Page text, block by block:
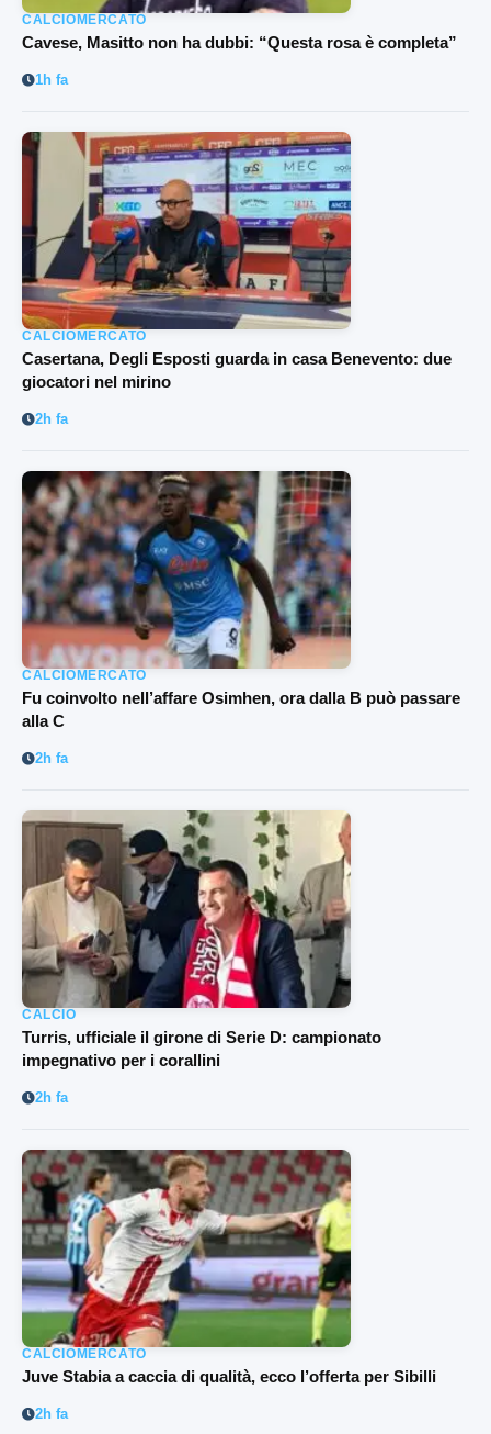
CALCIOMERCATO
Cavese, Masitto non ha dubbi: “Questa rosa è completa”
1h fa
CALCIOMERCATO
Casertana, Degli Esposti guarda in casa Benevento: due
giocatori nel mirino
2h fa
CALCIOMERCATO
Fu coinvolto nell’affare Osimhen, ora dalla B può passare
alla C
2h fa
CALCIO
Turris, ufficiale il girone di Serie D: campionato
impegnativo per i corallini
2h fa
CALCIOMERCATO
Juve Stabia a caccia di qualità, ecco l’offerta per Sibilli
2h fa